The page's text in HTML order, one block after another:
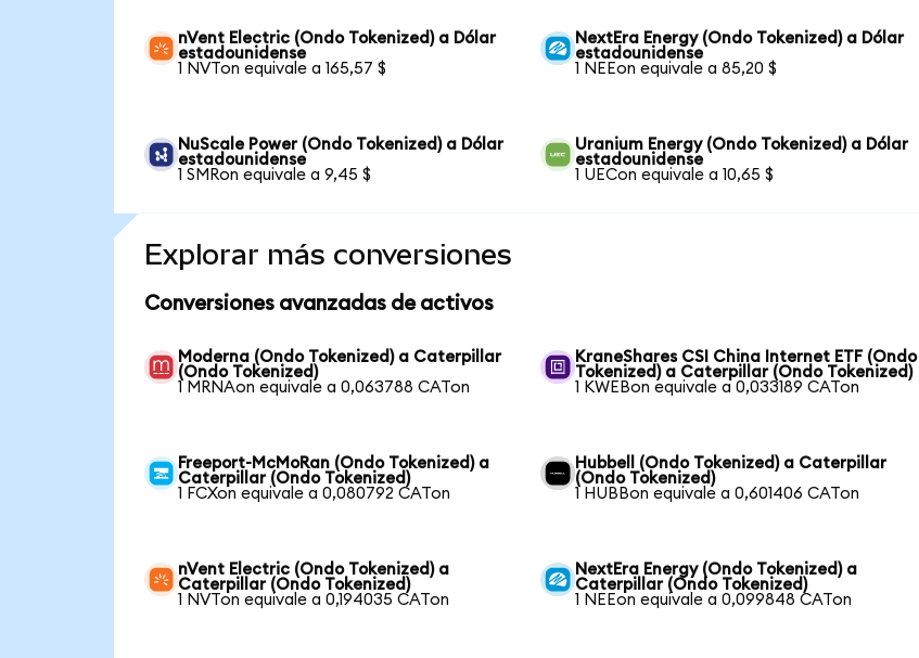
nVent Electric (Ondo Tokenized) a Dólar
estadounidense
1 NVTon equivale a 165,57 $
NextEra Energy (Ondo Tokenized) a Dólar
estadounidense
1 NEEon equivale a 85,20 $
NuScale Power (Ondo Tokenized) a Dólar
estadounidense
1 SMRon equivale a 9,45 $
Uranium Energy (Ondo Tokenized) a Dólar
estadounidense
1 UECon equivale a 10,65 $
Explorar más conversiones
Conversiones avanzadas de activos
Moderna (Ondo Tokenized) a Caterpillar
(Ondo Tokenized)
1 MRNAon equivale a 0,063788 CATon
KraneShares CSI China Internet ETF (Ondo
Tokenized) a Caterpillar (Ondo Tokenized)
1 KWEBon equivale a 0,033189 CATon
Freeport-McMoRan (Ondo Tokenized) a
Caterpillar (Ondo Tokenized)
1 FCXon equivale a 0,080792 CATon
Hubbell (Ondo Tokenized) a Caterpillar
(Ondo Tokenized)
1 HUBBon equivale a 0,601406 CATon
nVent Electric (Ondo Tokenized) a
Caterpillar (Ondo Tokenized)
1 NVTon equivale a 0,194035 CATon
NextEra Energy (Ondo Tokenized) a
Caterpillar (Ondo Tokenized)
1 NEEon equivale a 0,099848 CATon